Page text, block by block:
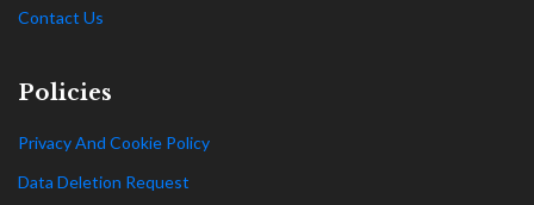
Contact Us
Policies
Privacy And Cookie Policy
Data Deletion Request